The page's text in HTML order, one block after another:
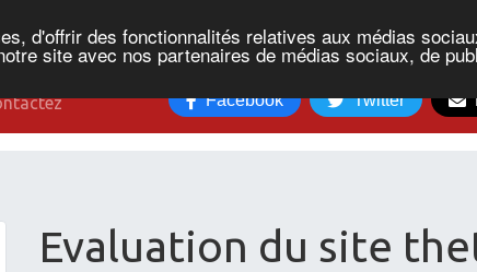
d'offrir des fonctionnalités relatives aux médias
site avec nos partenaires de médias sociaux, de
Facebook Twitter
Evaluation du site